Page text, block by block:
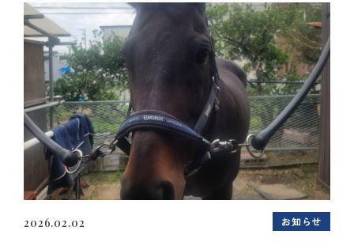
2026.02.02 お知らせ